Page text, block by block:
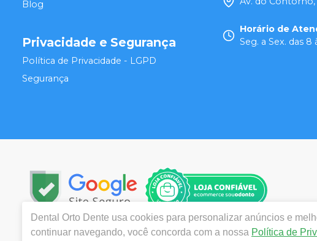
Blog
Privacidade e Segurança
Política de Privacidade - LGPD
Segurança
Horário de
Seg. a Sex. das 8
Copyright © 2024 | Todos os direitos reservados |
Dental Orto Dente usa cookies para personalizar anúncios e
continuar navegando, você concorda com a nossa Política de